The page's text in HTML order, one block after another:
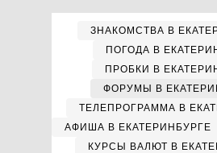
ЗНАКОМСТВА В
ПОГОДА В
ПРОБКИ В
ФОРУМЫ В
ТЕЛЕПРОГРАММА В
АФИША В ЕКАТЕРИНБУРГЕ
КУРСЫ ВАЛЮТ В